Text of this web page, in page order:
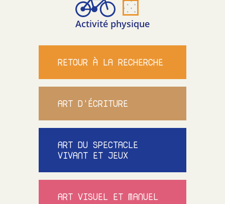
Activité physique
RETOUR À LA RECHERCHE
ART D'ÉCRITURE
ART DU SPECTACLE
VIVANT ET JEUX
ART VISUEL ET MANUEL